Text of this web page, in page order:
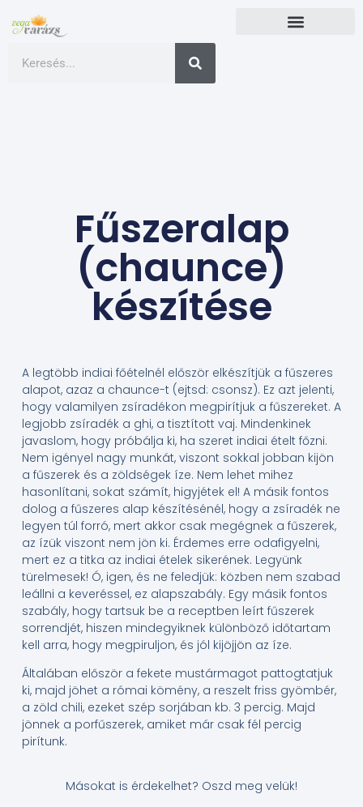
Fűszeralap
(chaunce)
készítése
A legtöbb indiai főételnél először elkészítjük a fűszeres
alapot, azaz a chaunce-t (ejtsd: csonsz). Ez azt jelenti,
hogy valamilyen zsíradékon megpirítjuk a fűszereket. A
legjobb zsíradék a ghi, a tisztított vaj. Mindenkinek
javaslom, hogy próbálja ki, ha szeret indiai ételt főzni.
Nem igényel nagy munkát, viszont sokkal jobban kijön
a fűszerek és a zöldségek íze. Nem lehet mihez
hasonlítani, sokat számít, higyjétek el! A másik fontos
dolog a fűszeres alap készítésénél, hogy a zsíradék ne
legyen túl forró, mert akkor csak megégnek a fűszerek,
az ízük viszont nem jön ki. Érdemes erre odafigyelni,
mert ez a titka az indiai ételek sikerének. Legyünk
türelmesek! Ó, igen, és ne feledjük: közben nem szabad
leállni a keveréssel, ez alapszabály. Egy másik fontos
szabály, hogy tartsuk be a receptben leírt fűszerek
sorrendjét, hiszen mindegyiknek különböző időtartam
kell arra, hogy megpiruljon, és jól kijöjjön az íze.
Általában először a fekete mustármagot pattogtatjuk
ki, majd jöhet a római kömény, a reszelt friss gyömbér,
a zöld chili, ezeket szép sorjában kb. 3 percig. Majd
jönnek a porfűszerek, amiket már csak fél percig
pirítunk.
Másokat is érdekelhet? Oszd meg velük!